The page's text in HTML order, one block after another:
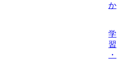
か
学
習
・